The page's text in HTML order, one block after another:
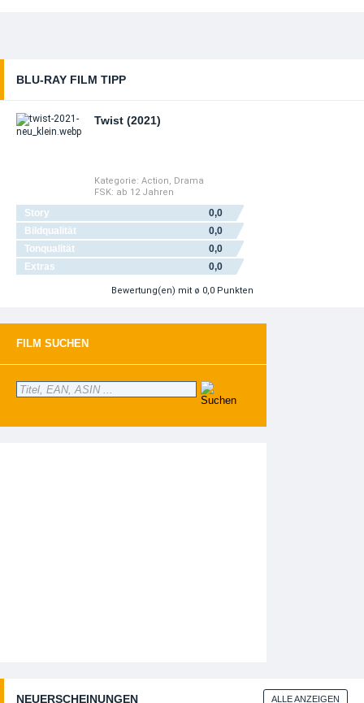
BLU-RAY FILM TIPP
Twist (2021)
Kategorie: Action, Drama
FSK: ab 12 Jahren
Story
0,0
Bildqualität
0,0
Tonqualität
0,0
Extras
0,0
Bewertung(en) mit ø 0,0 Punkten
FILM SUCHEN
NEUERSCHEINUNGEN ALLE ANZEIGEN